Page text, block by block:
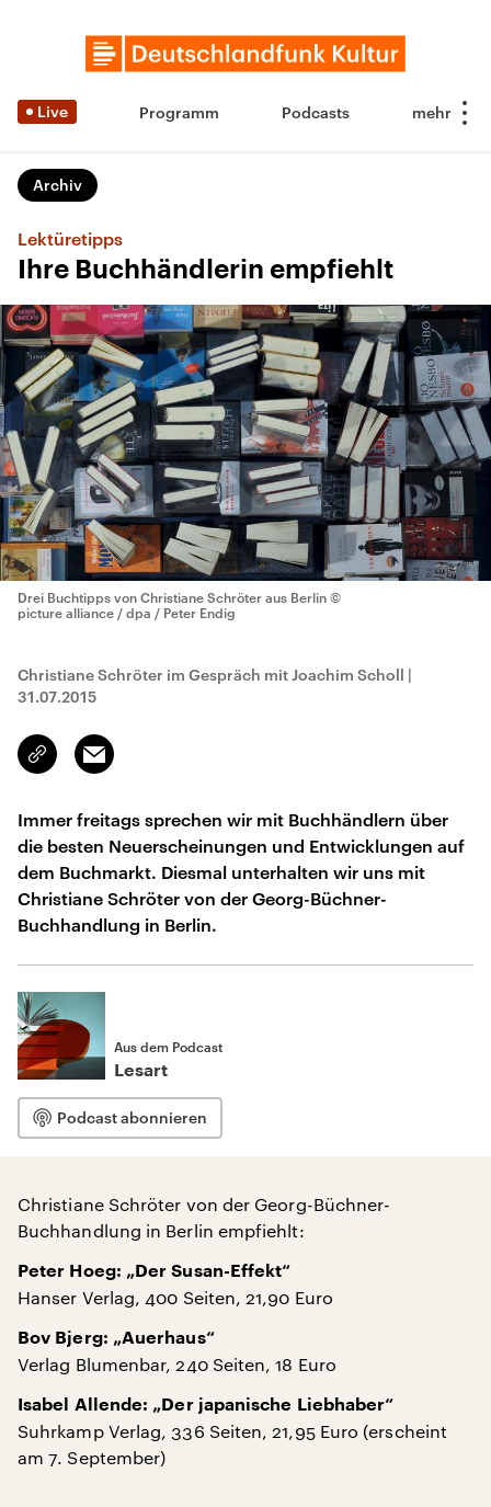
Live Programm Podcasts
Archiv
Lektüretipps
Ihre Buchhändlerin empfiehlt
Drei Buchtipps von Christiane Schröter aus Berlin ©
picture alliance / dpa / Peter Endig
Christiane Schröter im Gespräch mit Joachim Scholl |
31.07.2015
Link
kopieren/teilen
Email
Immer freitags sprechen wir mit Buchhändlern über
die besten Neuerscheinungen und Entwicklungen auf
dem Buchmarkt. Diesmal unterhalten wir uns mit
Christiane Schröter von der Georg-Büchner-
Buchhandlung in Berlin.
Aus dem Podcast
Lesart
Podcast abonnieren
Christiane Schröter von der Georg-Büchner-
Buchhandlung in Berlin empfiehlt:
Peter Hoeg: „Der Susan-Effekt“
Hanser Verlag, 400 Seiten, 21,90 Euro
Bov Bjerg: „Auerhaus“
Verlag Blumenbar, 240 Seiten, 18 Euro
Isabel Allende: „Der japanische Liebhaber“
Suhrkamp Verlag, 336 Seiten, 21,95 Euro (erscheint
am 7. September)